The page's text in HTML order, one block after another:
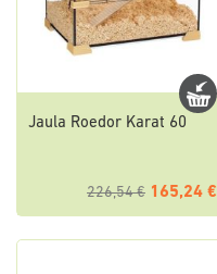
Jaula Roedor Karat 60
226,54 € 165,24 €